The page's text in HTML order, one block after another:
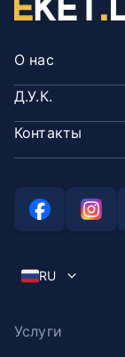
О нас
Д.У.К.
Контакты
RU
Услуги